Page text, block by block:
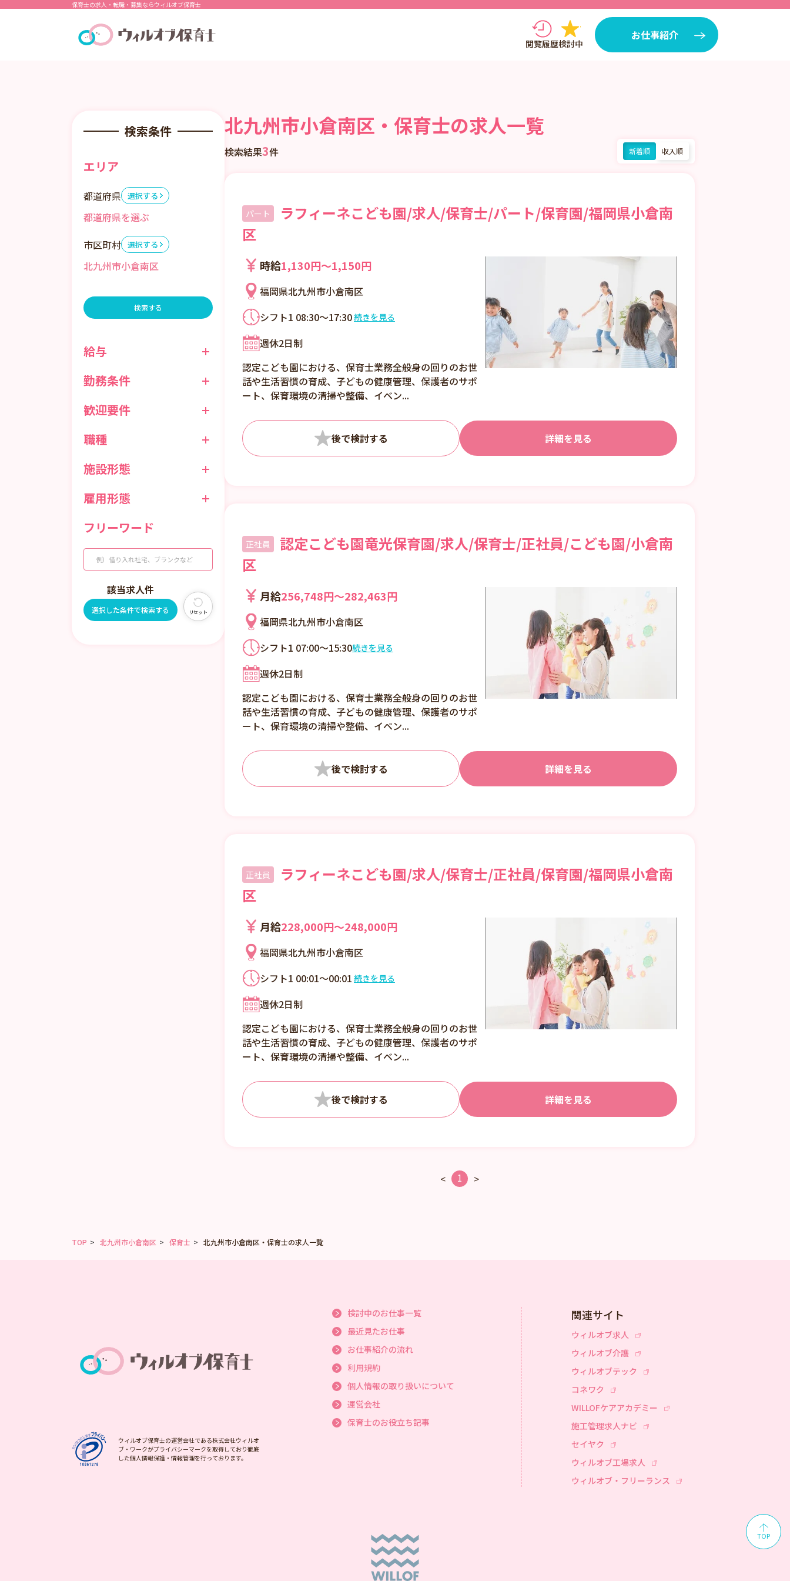
保育士の求人・転職・募集ならウィルオブ保育士
閲覧履歴検討中
お仕事紹介
検索条件
エリア
都道府県 選択する
市区町村 選択する
北九州市小倉南区
検索する
給与
勤務条件
歓迎要件
職種
施設形態
雇用形態
フリーワード
該当求人件
選択した条件で検索する リセット
北九州市小倉南区・保育士の求人一覧
検索結果3件 新着順 収入順
パート
ラフィーネこども園/求人/保育士/パート/保育園/福岡県小倉南
区
時給1,130円〜1,150円
福岡県北九州市小倉南区
シフト1 08:30～17:30
間以内でご相談
続きを見る
週休2日制
認定こども園における、保育士業務全般身の回りのお世
話や生活習慣の育成、子どもの健康管理、保護者のサポ
ート、保育環境の清掃や整備、イベン...
詳細を見る
正社員
認定こども園竜光保育園/求人/保育士/正社員/こども園/小倉南
区
月給256,748円〜282,463円
福岡県北九州市小倉南区
シフト1 07:00～15:30
シフト3 10:30～19:00
続きを見る
週休2日制
認定こども園における、保育士業務全般身の回りのお世
話や生活習慣の育成、子どもの健康管理、保護者のサポ
ート、保育環境の清掃や整備、イベン...
詳細を見る
正社員
ラフィーネこども園/求人/保育士/正社員/保育園/福岡県小倉南
区
月給228,000円〜248,000円
福岡県北九州市小倉南区
シフト1 00:01～00:01
間勤務
続きを見る
週休2日制
認定こども園における、保育士業務全般身の回りのお世
話や生活習慣の育成、子どもの健康管理、保護者のサポ
ート、保育環境の清掃や整備、イベン...
詳細を見る
< 1 >
TOP 北九州市小倉南区 保育士 北九州市小倉南区・保育士の求人一覧
TOP
ウィルオブ保育士の運営会社である株式会社ウィルオ
ブ・ワークがプライバシーマークを取得しており徹底
した個人情報保護・情報管理を行っております。
検討中のお仕事一覧
最近見たお仕事
お仕事紹介の流れ
利用規約
個人情報の取り扱いについて
運営会社
保育士のお役立ち記事
関連サイト
ウィルオブ求人
ウィルオブ介護
ウィルオブテック
コネワク
WILLOFケアアカデミー
施工管理求人ナビ
セイヤク
ウィルオブ工場求人
ウィルオブ・フリーランス